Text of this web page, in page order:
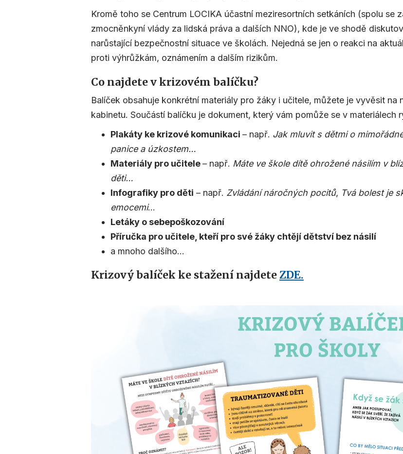
Kromě toho se Centrum LOCIKA účastní meziresortních setkáních (spolu se
zmocněnkyní vlády za lidská práva a dalších NNO), kde je ve shodě
narůstající bezpečnostní situace ve školách. Nejedná se jen o reakci na
proti výhrůžkám, oznámením a dalším rizikům.
Co najdete v krizovém balíčku?
Balíček obsahuje konkrétní materiály pro žáky i učitele, můžete je vyvěsit
kabinetu. Součástí balíčku je dokument, který vám pomůže se v materiálech
Plakáty ke krizové komunikaci – např. Jak mluvit s dětmi o
panice a úzkostem…
Materiály pro učitele– např. Máte ve škole dítě ohrožené násilím v
děti…
Infografiky pro děti – např. Zvládání náročných pocitů, Tvá bolest je
emocemi…
Letáky o sebepoškozování
Příručka pro učitele, kteří pro své žáky chtějí dětství bez násilí
a mnoho dalšího…
Krizový balíček ke stažení najdeteZDE.